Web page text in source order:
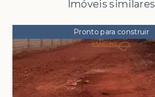
Imóveis similares
Pronto para construir